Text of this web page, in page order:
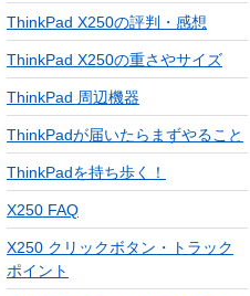
ThinkPad X250の評判・感想
ThinkPad X250の重さやサイズ
ThinkPad 周辺機器
ThinkPadが届いたらまずやること
ThinkPadを持ち歩く！
X250 FAQ
X250 クリックボタン・トラック
ポイント